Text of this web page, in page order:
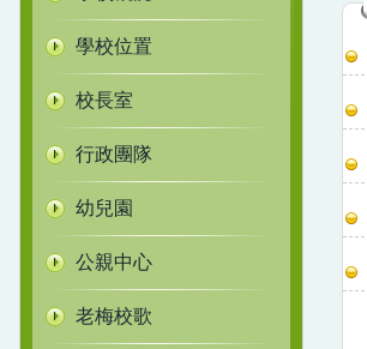
學校位置
校長室
行政團隊
幼兒園
公親中心
老梅校歌